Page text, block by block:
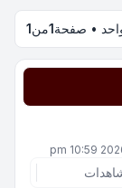
• صفحة1من1